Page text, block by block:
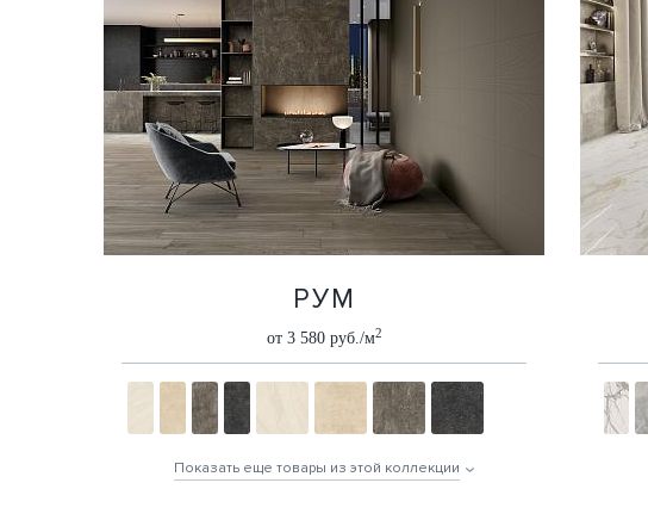
РУМ
от 3 580 руб./м2
Показать еще товары из этой коллекции